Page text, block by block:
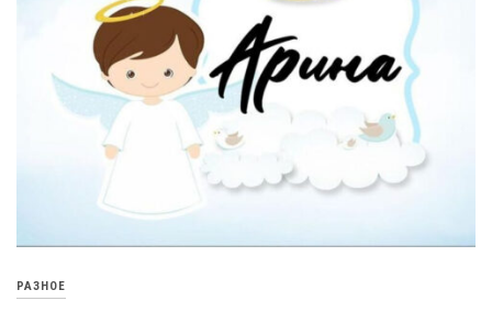
РАЗНОЕ